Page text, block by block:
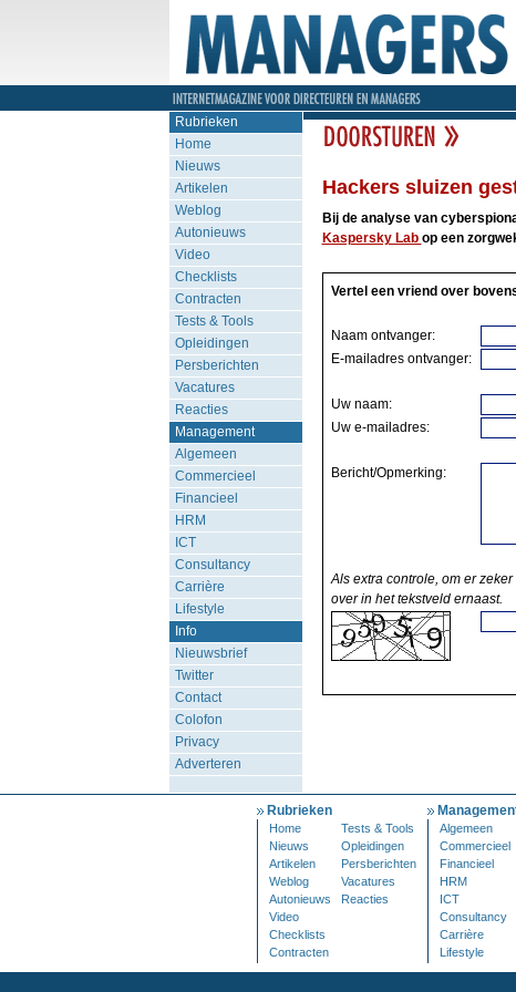
Rubrieken
Home
Nieuws
Artikelen
Weblog
Autonieuws
Video
Checklists
Contracten
Tests & Tools
Opleidingen
Persberichten
Vacatures
Reacties
Management
Algemeen
Commercieel
Financieel
HRM
ICT
Consultancy
Carrière
Lifestyle
Info
Nieuwsbrief
Twitter
Contact
Colofon
Privacy
Adverteren
Hackers sluizen
Bij de analyse van
Kaspersky Lab op een
Vertel een vriend over
Naam ontvanger:
E-mailadres ontvanger:
Uw naam:
Uw e-mailadres:
Bericht/Opmerking:
Als extra controle, om er
over in het tekstveld ernaast.
Rubrieken
Home
Tests & Tools
Nieuws
Opleidingen
Artikelen
Persberichten
Weblog
Vacatures
Autonieuws
Reacties
Video
Checklists
Contracten
Algemeen
Commercieel
Financieel
HRM
ICT
Consultancy
Carrière
Lifestyle